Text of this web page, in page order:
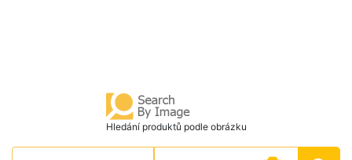
Hledání produktů podle obrázku